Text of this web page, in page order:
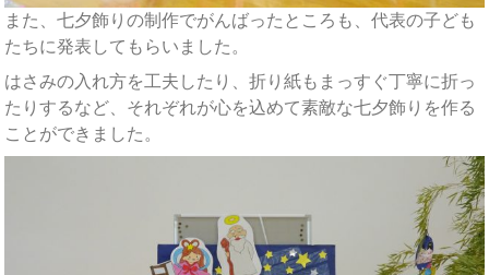
また、七夕飾りの制作でがんばったところも、代表の子ども
たちに発表してもらいました。
はさみの入れ方を工夫したり、折り紙もまっすぐ丁寧に折っ
たりするなど、それぞれが心を込めて素敵な七夕飾りを作る
ことができました。